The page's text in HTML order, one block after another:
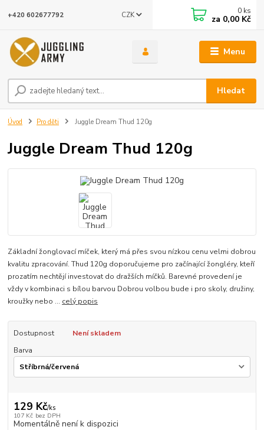
Menu
CZK
Hledat
+420 602677792 0 ks
za 0,00 Kč
Úvod Pro děti Juggle Dream Thud 120g
Juggle Dream Thud 120g
Základní žonglovací míček, který má přes svou nízkou cenu velmi dobrou
kvalitu zpracování. Thud 120g doporučujeme pro začínající žongléry, kteří
prozatím nechtějí investovat do dražších míčků. Barevné provedení je
vždy v kombinaci s bílou barvou Dobrou volbou bude i pro skoly, družiny,
kroužky nebo ... celý popis
Dostupnost
Není skladem
Barva
129 Kč/ks
107 Kč bez DPH
Momentálně není k dispozici